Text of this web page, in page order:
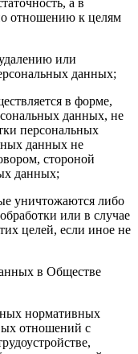
отношению к целям
или
данных;
в форме,
данных, не
персональных
данных не
стороной
данных;
уничтожаются либо
или в случае
целей, если иное не
в Обществе
нормативных
отношений с